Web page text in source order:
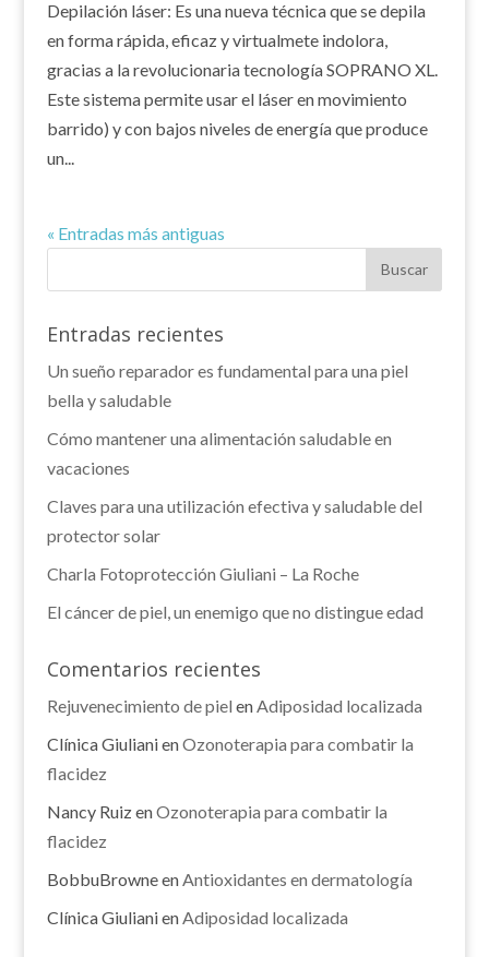
Depilación láser: Es una nueva técnica que se depila
en forma rápida, eficaz y virtualmete indolora,
gracias a la revolucionaria tecnología SOPRANO XL.
Este sistema permite usar el láser en movimiento
barrido) y con bajos niveles de energía que produce
un...
« Entradas más antiguas
Entradas recientes
Un sueño reparador es fundamental para una piel
bella y saludable
Cómo mantener una alimentación saludable en
vacaciones
Claves para una utilización efectiva y saludable del
protector solar
Charla Fotoprotección Giuliani – La Roche
El cáncer de piel, un enemigo que no distingue edad
Comentarios recientes
Rejuvenecimiento de piel en Adiposidad localizada
Clínica GiulianienOzonoterapia para combatir la
flacidez
Nancy RuizenOzonoterapia para combatir la
flacidez
BobbuBrowneen Antioxidantes en dermatología
Clínica Giulianien Adiposidad localizada